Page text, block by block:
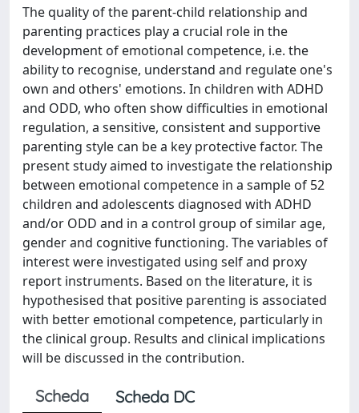
The quality of the parent-child relationship and
parenting practices play a crucial role in the
development of emotional competence, i.e. the
ability to recognise, understand and regulate one's
own and others' emotions. In children with ADHD
and ODD, who often show difficulties in emotional
regulation, a sensitive, consistent and supportive
parenting style can be a key protective factor. The
present study aimed to investigate the relationship
between emotional competence in a sample of 52
children and adolescents diagnosed with ADHD
and/or ODD and in a control group of similar age,
gender and cognitive functioning. The variables of
interest were investigated using self and proxy
report instruments. Based on the literature, it is
hypothesised that positive parenting is associated
with better emotional competence, particularly in
the clinical group. Results and clinical implications
will be discussed in the contribution.
Scheda Scheda DC